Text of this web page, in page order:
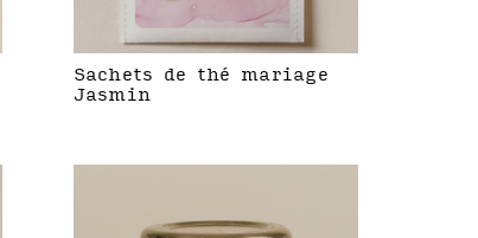
Sachets de thé mariage
Jasmin